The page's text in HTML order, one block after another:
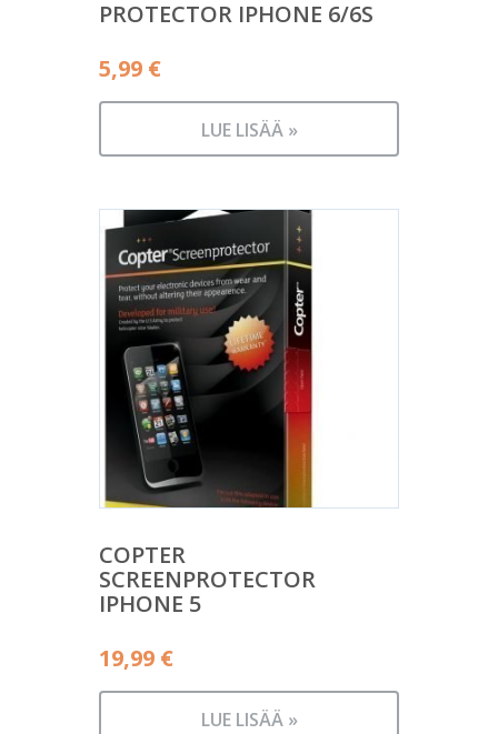
PROTECTOR IPHONE 6/6S
5,99 €
LUE LISÄÄ »
COPTER
SCREENPROTECTOR
IPHONE 5
19,99 €
LUE LISÄÄ »